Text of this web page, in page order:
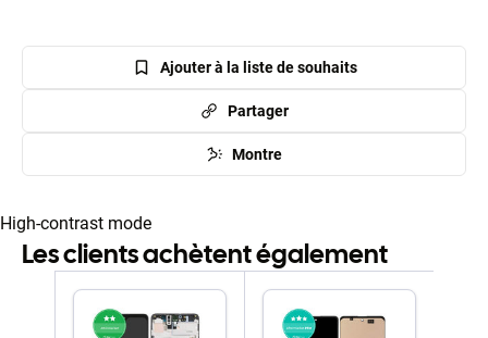
Ajouter à la liste de souhaits
Partager
Montre
High-contrast mode
Les clients achètent également